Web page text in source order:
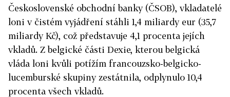
Československé obchodní banky (ČSOB), vkladatelé
loni v čistém vyjádření stáhli 1,4 miliardy eur (35,7
miliardy Kč), což představuje 4,1 procenta jejích
vkladů. Z belgické části Dexie, kterou belgická
vláda loni kvůli potížím francouzsko-belgicko-
lucemburské skupiny zestátnila, odplynulo 10,4
procenta všech vkladů.